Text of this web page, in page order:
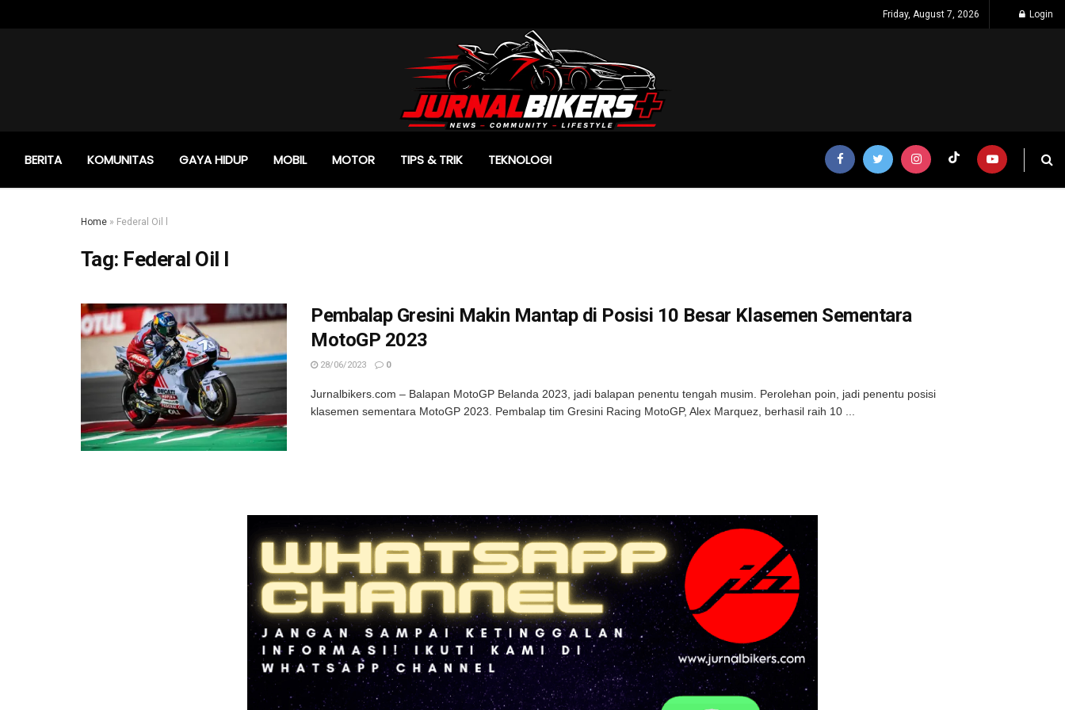
Friday, August 7, 2026 Login
BERITA KOMUNITAS GAYA HIDUP MOBIL MOTOR TIPS & TRIK TEKNOLOGI
Home » Federal Oil l
Tag: Federal Oil l
Pembalap Gresini Makin Mantap di Posisi 10 Besar Klasemen Sementara
MotoGP 2023
28/06/2023 0
Jurnalbikers.com – Balapan MotoGP Belanda 2023, jadi balapan penentu tengah musim. Perolehan poin, jadi penentu posisi
klasemen sementara MotoGP 2023. Pembalap tim Gresini Racing MotoGP, Alex Marquez, berhasil raih 10 ...